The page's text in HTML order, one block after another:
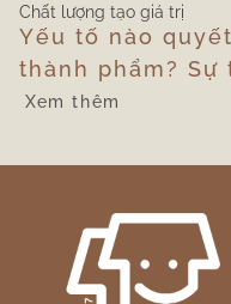
Chất lượng tạo giá trị
Yếu tố nào
thành phẩm?
công tại công
Xem thêm